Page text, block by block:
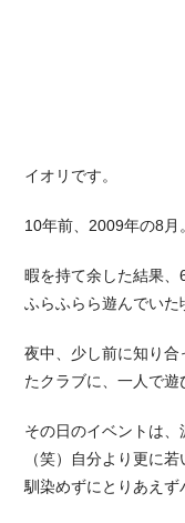
イオリです。
10年前、2009年の8月
暇を持て余した結果、
ふらふらら遊んでいた
夜中、少し前に知り
たクラブに、一人で遊
その日のイベントは
（笑）自分より更に
馴染めずにとりあえず